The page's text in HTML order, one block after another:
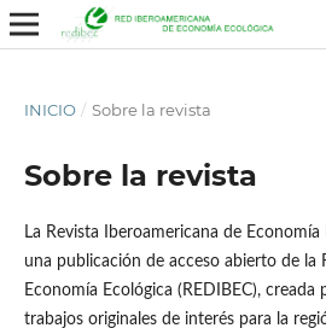
INICIO / Sobre la revista
Sobre la revista
La Revista Iberoamericana de Economía
una publicación de acceso abierto de la
Economía Ecológica (REDIBEC),
trabajos originales de interés para la